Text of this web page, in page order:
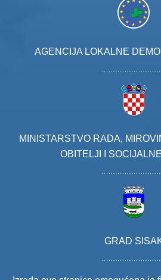
AGENCIJA LOKALNE
MINISTARSTVO RADA,
OBITELJI I
GRAD